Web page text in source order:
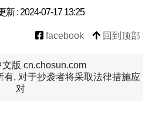
新 : 2024-07-17 13:25
facebook 回到顶部
版 cn.chosun.com
, 对于抄袭者将采取法律措施应
对